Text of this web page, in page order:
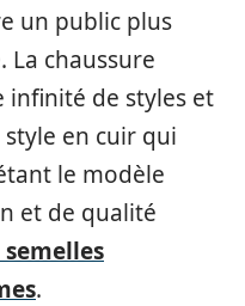
un public plus
La chaussure
infinité de styles et
style en cuir qui
le modèle
et de qualité
semelles
.